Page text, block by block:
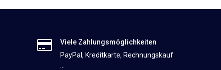
Viele Zahlungsmöglichkeiten
PayPal, Kreditkarte, Rechnungskauf